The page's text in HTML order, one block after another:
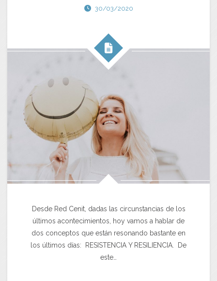
30/03/2020
Desde Red Cenit, dadas las circunstancias de los
últimos acontecimientos, hoy vamos a hablar de
dos conceptos que están resonando bastante en
los últimos días: RESISTENCIA Y RESILIENCIA. De
este…